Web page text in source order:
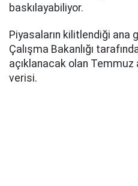
baskılayabiliyor.
Piyasaların kilitlendiği ana
Çalışma Bakanlığı
açıklanacak olan Temmuz
verisi.